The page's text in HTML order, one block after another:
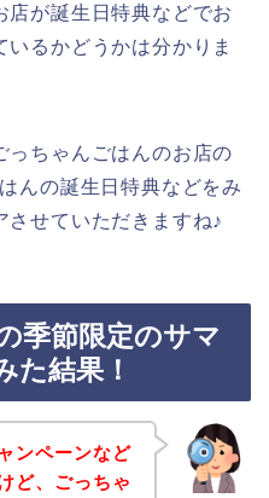
店が誕生日特典などでお
るかどうかは分かりま
っちゃんごはんのお店の
んの誕生日特典などをみ
させていただきますね♪
季節限定のサマ
た結果！
ンペーンなど
ど、ごっちゃ